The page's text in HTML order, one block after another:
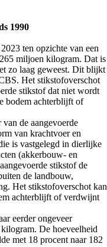
1990
ten opzichte van een
miljoen kilogram. Dat is
zo laag geweest. Dit blijkt
Het stikstofoverschot
stikstof dat niet wordt
bodem achterblijft of
de aangevoerde
van krachtvoer en
is vastgelegd in dierlijke
(akkerbouw- en
stikstof de
de landbouw,
Het stikstofoverschot kan
achterblijft of verdwijnt
eerder ongeveer
De hoeveelheid
met 18 procent naar 182